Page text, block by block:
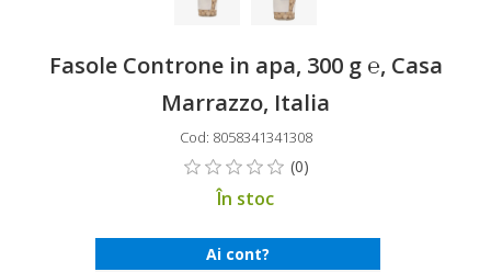
Fasole Controne in apa, 300 g ℮, Casa
Marrazzo, Italia
Cod: 8058341341308
În stoc
Ai cont?